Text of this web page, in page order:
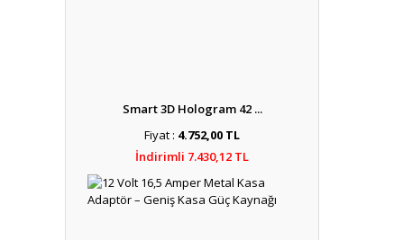
Smart 3D Hologram 42 ...
Fiyat : 4.752,00 TL
İndirimli 7.430,12 TL